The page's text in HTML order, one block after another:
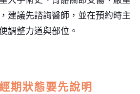
建議先諮詢醫師，並在預約時主
調整力道與部位。
期狀態要先說明